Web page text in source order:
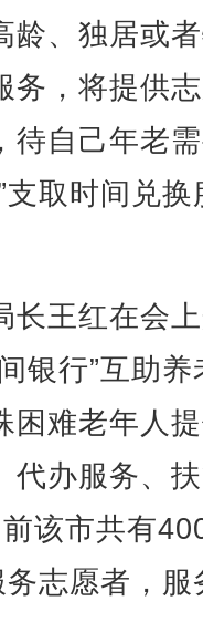
龄、独居或
务，将提供
待自己年老
支取时间兑换
王红在会
银行”互助养
困难老年人
代办服务、
该市共有
务志愿者，服